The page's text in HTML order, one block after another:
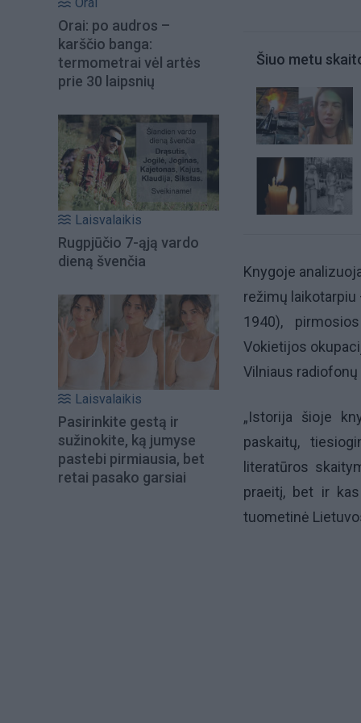
Orai: po audros –
karščio banga:
termometrai vėl artės
prie 30 laipsnių
Laisvalaikis
Rugpjūčio 7-ąją vardo
dieną švenčia
Laisvalaikis
Pasirinkite gestą ir
sužinokite, ką jumyse
pastebi pirmiausia, bet
retai pasako garsiai
Šiuo metu
Knygoje
režimų
1940),
Vokietijos
Vilniaus radiofonų
„Istorija šioje
paskaitų,
literatūros
praeitį, bet ir
tuometinė